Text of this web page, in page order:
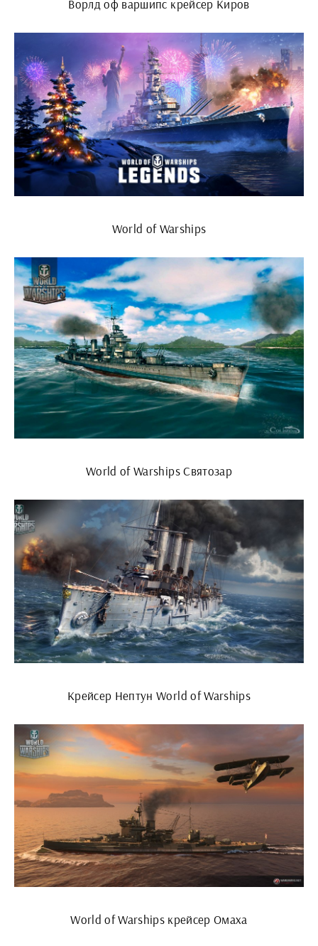
Ворлд оф варшипс крейсер Киров
World of Warships
World of Warships Святозар
Крейсер Нептун World of Warships
World of Warships крейсер Омаха